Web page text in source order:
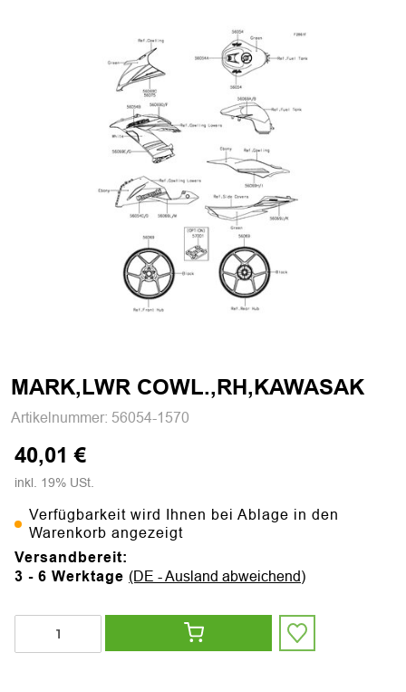
MARK,LWR COWL.,RH,KAWASAK
Artikelnummer: 56054-1570
40,01 €
inkl. 19% USt.
Verfügbarkeit wird Ihnen bei Ablage in den
Warenkorb angezeigt
Versandbereit:
3 - 6 Werktage (DE - Ausland abweichend)